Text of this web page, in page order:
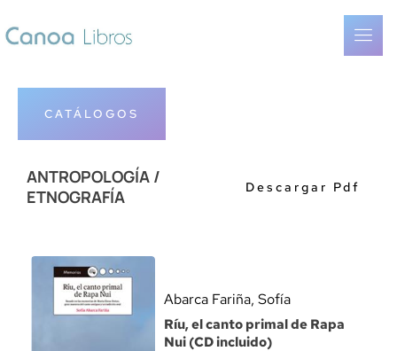
CATÁLOGOS
ANTROPOLOGÍA /
ETNOGRAFÍA
Descargar Pdf
Abarca Fariña, Sofía
Ríu, el canto primal de Rapa
Nui (CD incluido)